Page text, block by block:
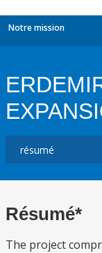
Notre mission
Résumé*
The project